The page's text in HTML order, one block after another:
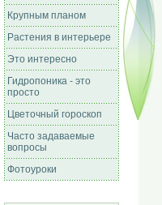
Крупным планом
Растения в интерьере
Это интересно
Гидропоника - это
просто
Цветочный гороскоп
Часто задаваемые
вопросы
Фотоуроки